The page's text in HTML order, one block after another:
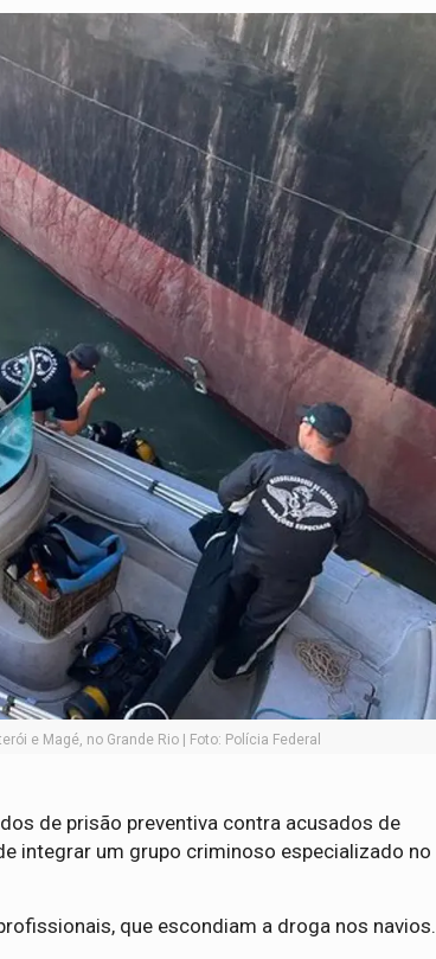
e Magé, no Grande Rio | Foto: Polícia Federal
de prisão preventiva contra acusados de
integrar um grupo criminoso especializado no
que escondiam a droga nos navios.